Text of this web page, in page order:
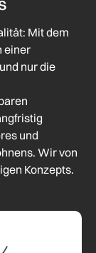
Mit dem
einer
nur die
und
Wir von
Konzepts.